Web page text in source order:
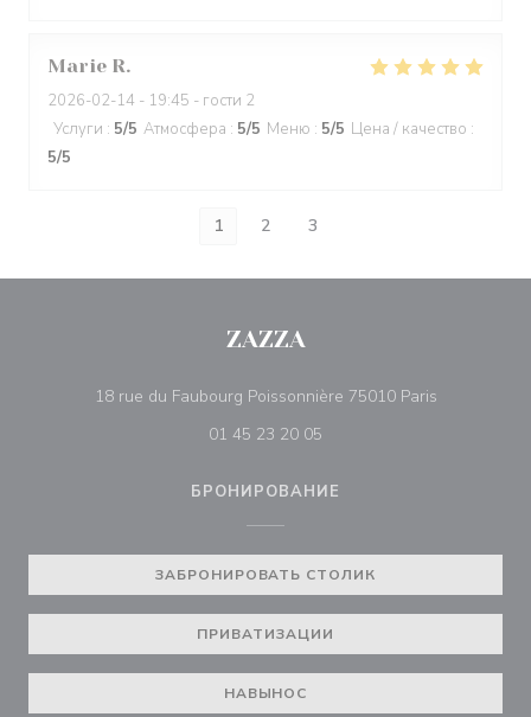
Marie R
2026-02-14 - 19:45 - гости 2
Услуги : 5/5 Атмосфера : 5/5 Меню : 5/5 Цена / качество :
5/5
1 2 3
ZAZZA
18 rue du Faubourg Poissonnière 75010 Paris
01 45 23 20 05
БРОНИРОВАНИЕ
ЗАБРОНИРОВАТЬ СТОЛИК
ПРИВАТИЗАЦИИ
НАВЫНОС